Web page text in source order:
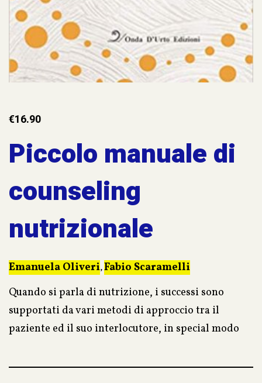
Piccolo manuale di
counseling
nutrizionale
€16.90
Emanuela Oliveri,Fabio Scaramelli
Quando si parla di nutrizione, i successi sono
supportati da vari metodi di approccio tra il
paziente ed il suo interlocutore, in special modo
gradisce un approccio empatico fatto di ascolto e